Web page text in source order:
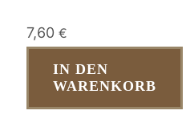
7,60 €
IN DEN
WARENKORB